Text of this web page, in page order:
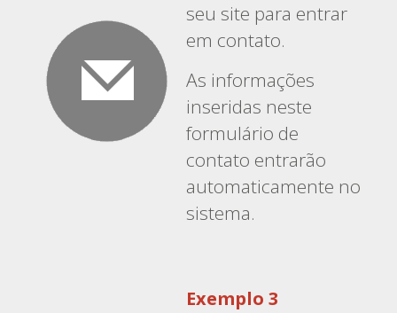
seu site para entrar
em contato.
As informações
inseridas neste
formulário de
contato entrarão
automaticamente no
sistema.
Exemplo 3